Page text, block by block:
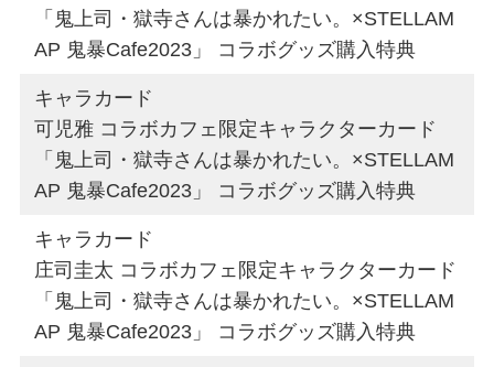
「鬼上司・獄寺さんは暴かれたい。×STELLAM
AP 鬼暴Cafe2023」 コラボグッズ購入特典
キャラカード
可児雅 コラボカフェ限定キャラクターカード
「鬼上司・獄寺さんは暴かれたい。×STELLAM
AP 鬼暴Cafe2023」 コラボグッズ購入特典
キャラカード
庄司圭太 コラボカフェ限定キャラクターカード
「鬼上司・獄寺さんは暴かれたい。×STELLAM
AP 鬼暴Cafe2023」 コラボグッズ購入特典